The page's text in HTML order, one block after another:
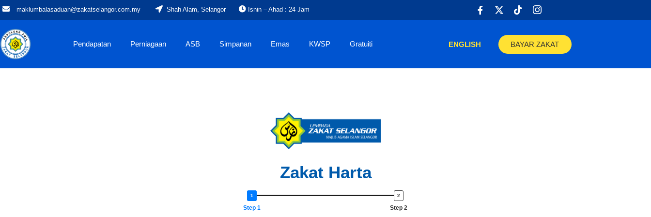
maklumbalasaduan@zakatselangor.com.my Shah Alam, Selangor Isnin – Ahad : 24 Jam
Pendapatan Perniagaan ASB Simpanan Emas KWSP Gratuiti ENGLISH BAYAR ZAKAT
Zakat Harta
Step 1 Step 2